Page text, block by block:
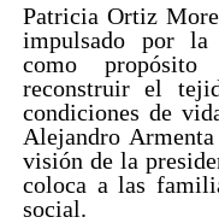
Patricia Ortiz
impulsado por la
como propósito
reconstruir el
condiciones de
Alejandro
visión de la
coloca a las
social.